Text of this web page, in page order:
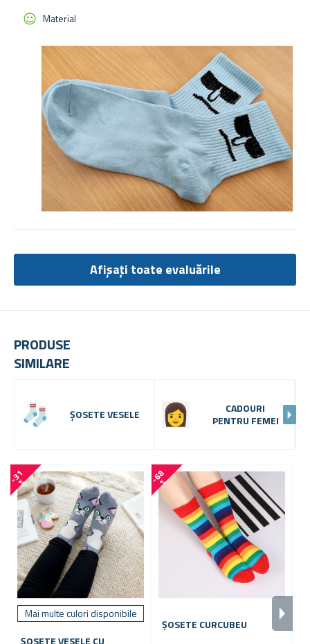
PRODUSE
SIMILARE
ȘOSETE VESELE
CADOURI
PENTRU FEMEI
-
3
1
%
Mai multe culori disponibile
ȘOSETE VESELE CU
-
6
8
%
ȘOSETE CURCUBEU
Material
Afișați toate evaluările